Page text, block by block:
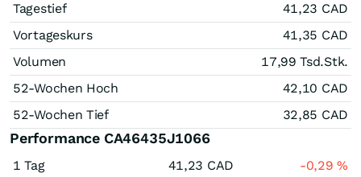
Tagestief
41,23 CAD
Vortageskurs
41,35 CAD
Volumen
17,99 Tsd.Stk.
52-Wochen Hoch
42,10 CAD
52-Wochen Tief
32,85 CAD
Performance CA46435J1066
1 Tag 41,23 CAD -0,29%